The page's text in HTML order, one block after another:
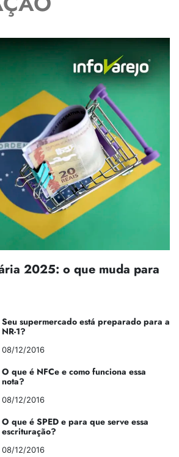
2025: o que muda para
Seu supermercado está preparado para a
NR-1?
08/12/2016
O que é NFCe e como funciona essa
nota?
08/12/2016
O que é SPED e para que serve essa
escrituração?
08/12/2016